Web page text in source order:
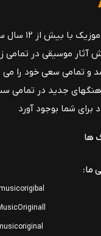
سایت و گروه
آثار موسیقی در تمامی
تمامی سعی خود را می
جدید در تمامی
شما بوجود آورد
ها
ما: